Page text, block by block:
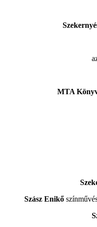
MTA
Szász Enikő